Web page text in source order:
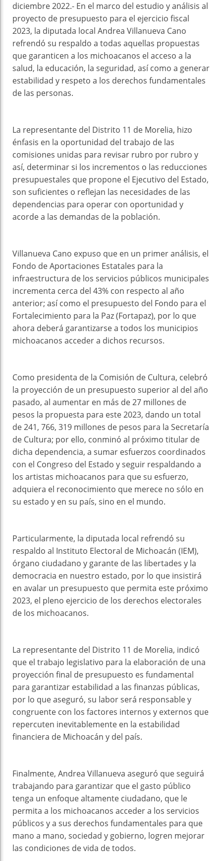
diciembre 2022.- En el marco del estudio y análisis al
proyecto de presupuesto para el ejercicio fiscal
2023, la diputada local Andrea Villanueva Cano
refrendó su respaldo a todas aquellas propuestas
que garanticen a los michoacanos el acceso a la
salud, la educación, la seguridad, así como a generar
estabilidad y respeto a los derechos fundamentales
de las personas.
La representante del Distrito 11 de Morelia, hizo
énfasis en la oportunidad del trabajo de las
comisiones unidas para revisar rubro por rubro y
así, determinar si los incrementos o las reducciones
presupuestales que propone el Ejecutivo del Estado,
son suficientes o reflejan las necesidades de las
dependencias para operar con oportunidad y
acorde a las demandas de la población.
Villanueva Cano expuso que en un primer análisis, el
Fondo de Aportaciones Estatales para la
infraestructura de los servicios públicos municipales
incrementa cerca del 43% con respecto al año
anterior; así como el presupuesto del Fondo para el
Fortalecimiento para la Paz (Fortapaz), por lo que
ahora deberá garantizarse a todos los municipios
michoacanos acceder a dichos recursos.
Como presidenta de la Comisión de Cultura, celebró
la proyección de un presupuesto superior al del año
pasado, al aumentar en más de 27 millones de
pesos la propuesta para este 2023, dando un total
de 241, 766, 319 millones de pesos para la Secretaría
de Cultura; por ello, conminó al próximo titular de
dicha dependencia, a sumar esfuerzos coordinados
con el Congreso del Estado y seguir respaldando a
los artistas michoacanos para que su esfuerzo,
adquiera el reconocimiento que merece no sólo en
su estado y en su país, sino en el mundo.
Particularmente, la diputada local refrendó su
respaldo al Instituto Electoral de Michoacán (IEM),
órgano ciudadano y garante de las libertades y la
democracia en nuestro estado, por lo que insistirá
en avalar un presupuesto que permita este próximo
2023, el pleno ejercicio de los derechos electorales
de los michoacanos.
La representante del Distrito 11 de Morelia, indicó
que el trabajo legislativo para la elaboración de una
proyección final de presupuesto es fundamental
para garantizar estabilidad a las finanzas públicas,
por lo que aseguró, su labor será responsable y
congruente con los factores internos y externos que
repercuten inevitablemente en la estabilidad
financiera de Michoacán y del país.
Finalmente, Andrea Villanueva aseguró que seguirá
trabajando para garantizar que el gasto público
tenga un enfoque altamente ciudadano, que le
permita a los michoacanos acceder a los servicios
públicos y a sus derechos fundamentales para que
mano a mano, sociedad y gobierno, logren mejorar
las condiciones de vida de todos.